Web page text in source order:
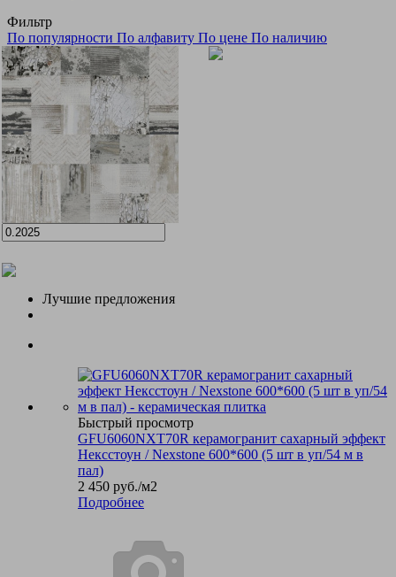
Фильтр
По популярности По алфавиту По цене По наличию
Лучшие предложения
Быстрый просмотр
GFU6060NXT70R керамогранит сахарный эффект
Нексстоун / Nexstone 600*600 (5 шт в уп/54 м в
пал)
2 450 руб./м2
Подробнее